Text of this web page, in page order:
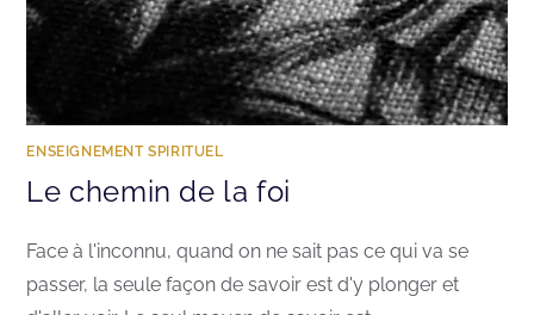
ENSEIGNEMENT SPIRITUEL
Le chemin de la foi
Face à l'inconnu, quand on ne sait pas ce qui va se
passer, la seule façon de savoir est d'y plonger et